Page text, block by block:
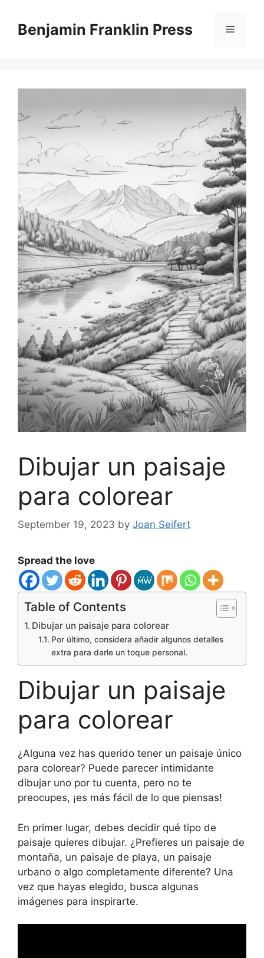
contentBenjamin Franklin Press Menu
Dibujar un paisaje
para colorear
September 19, 2023 by Joan Seifert
Spread the love
Table of Contents
Dibujar un paisaje para colorear
Por último, considera añadir algunos detalles
extra para darle un toque personal.
Dibujar un paisaje
para colorear
¿Alguna vez has querido tener un paisaje único
para colorear? Puede parecer intimidante
dibujar uno por tu cuenta, pero no te
preocupes, ¡es más fácil de lo que piensas!
En primer lugar, debes decidir qué tipo de
paisaje quieres dibujar. ¿Prefieres un paisaje de
montaña, un paisaje de playa, un paisaje
urbano o algo completamente diferente? Una
vez que hayas elegido, busca algunas
imágenes para inspirarte.